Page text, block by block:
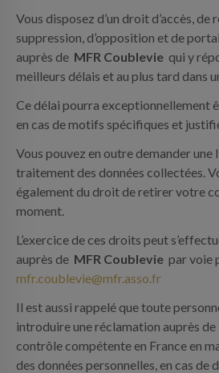
Vous disposez d’un droit d’accès,
suppression, d’opposition et de
auprès de MFR Coublevie qui y
meilleurs délais et au plus tard dans
Ce délai pourra exceptionnellement
en cas de motifs spécifiques et
Vous pouvez en outre demander
traitement des données collectées.
également du droit de retirer votre
moment.
L’exercice de ces droits peut
auprès de MFR Coublevie par voie
mfr.coublevie@mfr.asso.fr
Il est aussi rappelé que toute
introduire une réclamation auprès
contrôle compétente en France en
des données personnelles, en cas de